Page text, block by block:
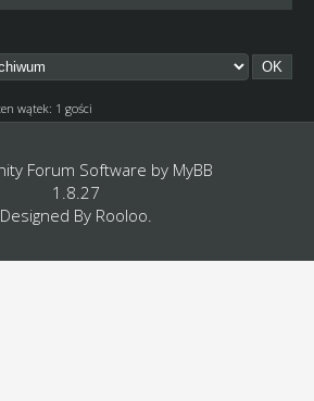
wątek: 1 gości
Forum Software by MyBB
1.8.27
Designed By Rooloo